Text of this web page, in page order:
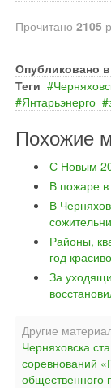
Прочитано 2105
Опубликовано в
Теги
Янтарьэнерго
Похожие
С Новым
В пожаре в
В
Районы,
год
За
Другие
Черняховска
соревнований
общественного